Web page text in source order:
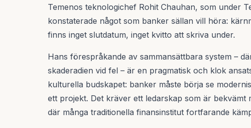
Temenos teknologichef Rohit Chauhan, som under
konstaterade något som banker sällan vill höra:
finns inget slutdatum, inget kvitto att skriva under.
Hans förespråkande av sammansättbara system –
skaderadien vid fel – är en pragmatisk och klok
kulturella budskapet: banker måste börja se
ett projekt. Det kräver ett ledarskap som är bekvämt
där många traditionella finansinstitut fortfarande